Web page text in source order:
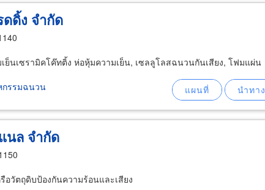
ดิ้ง จำกัด
นเซรามิคโค๊ทติ้ง ห่อหุ้มความเย็น, เซลลูโลสฉนวนกันเสียง, โฟมแผ่น
กรรมฉนวน
นล จำกัด
วัตถุดิบป้องกันความร้อนและเสียง